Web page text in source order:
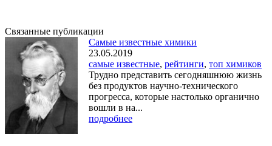
Связанные публикации
Самые известные химики
23.05.2019
самые известные, рейтинги, топ химиков
Трудно представить сегодняшнюю жизнь
без продуктов научно-технического
прогресса, которые настолько органично
вошли в на...
подробнее